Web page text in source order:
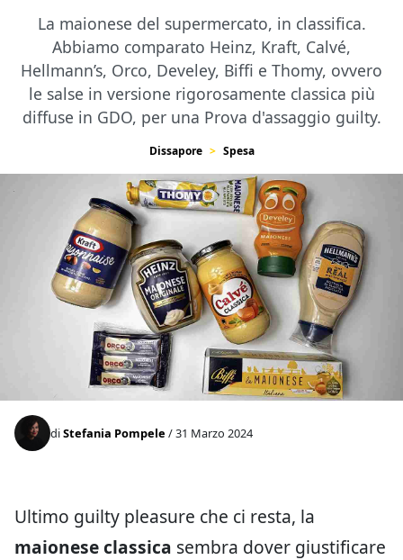
La maionese del supermercato, in classifica.
Abbiamo comparato Heinz, Kraft, Calvé,
Hellmann’s, Orco, Develey, Biffi e Thomy, ovvero
le salse in versione rigorosamente classica più
diffuse in GDO, per una Prova d'assaggio guilty.
Dissapore Spesa
diStefania Pompele / 31 Marzo 2024
Ultimo guilty pleasure che ci resta, la
maionese classica sembra dover giustificare